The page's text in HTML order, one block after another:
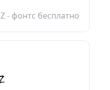
Z - фонтс бесплатно